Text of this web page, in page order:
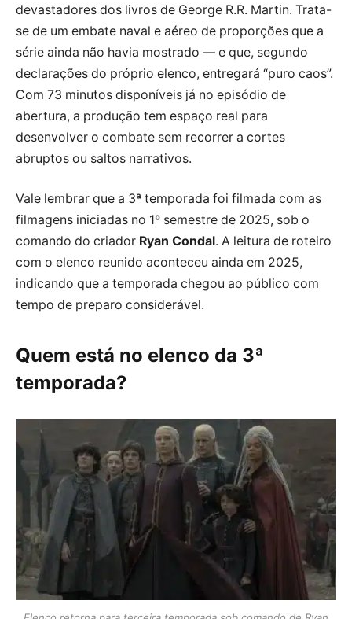
devastadores dos livros de George R.R. Martin. Trata-
se de um embate naval e aéreo de proporções que a
série ainda não havia mostrado — e que, segundo
declarações do próprio elenco, entregará “puro caos”.
Com 73 minutos disponíveis já no episódio de
abertura, a produção tem espaço real para
desenvolver o combate sem recorrer a cortes
abruptos ou saltos narrativos.
Vale lembrar que a 3ª temporada foi filmada com as
filmagens iniciadas no 1º semestre de 2025, sob o
comando do criador Ryan Condal. A leitura de roteiro
com o elenco reunido aconteceu ainda em 2025,
indicando que a temporada chegou ao público com
tempo de preparo considerável.
Quem está no elenco da 3ª
temporada?